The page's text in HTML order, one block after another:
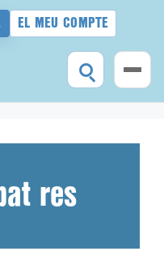
EL MEU COMPTE
res